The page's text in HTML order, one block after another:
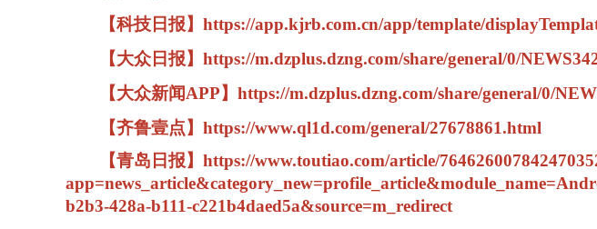
【科技日报】https://app.kjrb.com.cn/app/template/
【大众日报】https://m.dzplus.dzng.com/share/general/0/
【大众新闻APP】https://m.dzplus.dzng.com/share/general/0/
【齐鲁壹点】https://www.ql1d.com/general/27678861.html
【青岛日报】https://www.toutiao.com/article/
b2b3-428a-b111-c221b4daed5a&source=m_redirect